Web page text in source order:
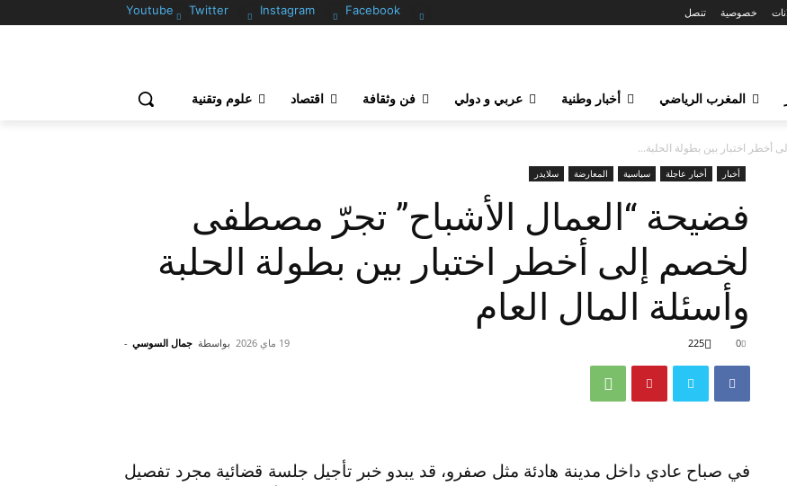
Facebook
Instagram
Twitter
Youtube تنصل خصوصية
المغرب الرياضي أخبار وطنية عربي و دولي فن وثقافة اقتصاد علوم وتقنية
اختبار بين بطولة الحلبة...
أخبار أخبار عاجلة سياسية المعارضة سلايدر
فضيحة “العمال الأشباح” تجرّ مصطفى
لخصم إلى أخطر اختبار بين بطولة الحلبة
وأسئلة المال العام
بواسطة جمال السوسي - 19 ماي 2026 0
225
في صباح عادي داخل مدينة هادئة مثل صفرو، قد يبدو خبر تأجيل جلسة قضائية مجرد تفصيل